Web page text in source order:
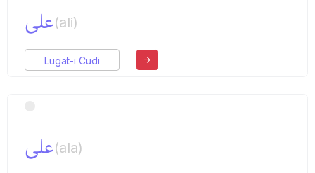
علی(ali)
Lugat-ı Cudi
علی(ala)